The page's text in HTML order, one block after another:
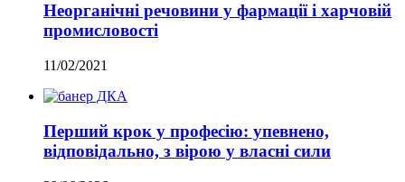
Неорганічні речовини у фармації і харчовій
промисловості
11/02/2021
Перший крок у професію: упевнено,
відповідально, з вірою у власні сили